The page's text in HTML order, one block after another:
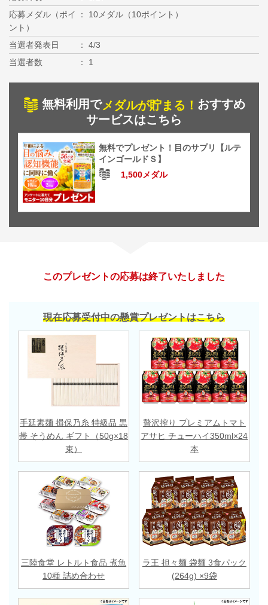
応募メダル（ポイ
ント）
10メダル（10ポイント）
当選者発表日
4/3
当選者数
1
無料利用でメダルが貯まる！ おすすめ
サービスはこちら
無料でプレゼント！目のサプリ【ルテ
インゴールドＳ】
1,500メダル
このプレゼントの応募は終了いたしました
現在応募受付中の懸賞プレゼントはこちら
手延素麺 揖保乃糸 特級品 黒
帯 そうめん ギフト（50g×18
束）
贅沢搾り プレミアムトマト
アサヒ チューハイ350ml×24
本
三陸食堂 レトルト食品 煮魚
10種 詰め合わせ
ラ王 担々麺 袋麺 3食パック
(264g) ×9袋